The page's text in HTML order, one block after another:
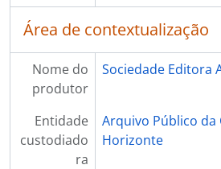
Área de contextualização
Nome do
produtor
Sociedade Editora
Entidade
custodiado
ra
Arquivo Público da
Horizonte